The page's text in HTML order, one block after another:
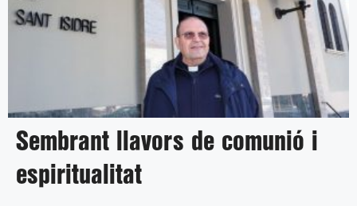
Sembrant llavors de comunió i
espiritualitat